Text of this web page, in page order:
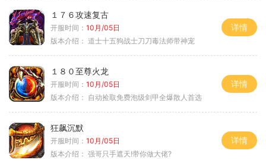
１７６攻速复古
开服时间： 10月/05日
版本介绍： 道士十五狗战士刀刀毒法师带神宠
详情
１８０至尊火龙
开服时间： 10月/05日
版本介绍： 自动捡取免费泡级剑甲全爆散人首选
详情
狂飙沉默
开服时间： 10月/05日
版本介绍： 强哥只手遮天!带你做大佬?
详情